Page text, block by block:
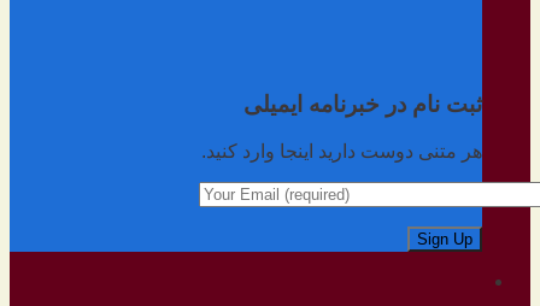
ثبت نام در خبرنامه ایمیلی
هر متنی دوست دارید اینجا وارد کنید.